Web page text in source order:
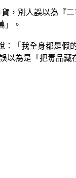
，別人誤以為
」。
「我全身都是
為是「把毒品